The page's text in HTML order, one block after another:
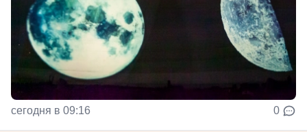
сегодня в 09:16 0